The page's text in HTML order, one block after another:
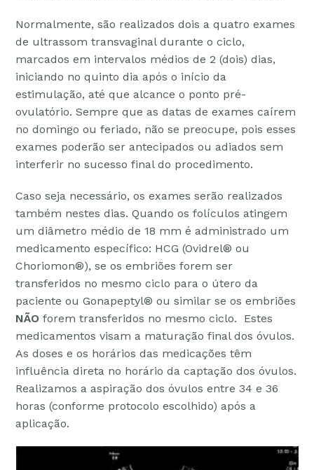
Normalmente, são realizados dois a quatro exames
de ultrassom transvaginal durante o ciclo,
marcados em intervalos médios de 2 (dois) dias,
iniciando no quinto dia após o início da
estimulação, até que alcance o ponto pré-
ovulatório. Sempre que as datas de exames caírem
no domingo ou feriado, não se preocupe, pois esses
exames poderão ser antecipados ou adiados sem
interferir no sucesso final do procedimento.
Caso seja necessário, os exames serão realizados
também nestes dias. Quando os folículos atingem
um diâmetro médio de 18 mm é administrado um
medicamento específico: HCG (Ovidrel® ou
Choriomon®), se os embriões forem ser
transferidos no mesmo ciclo para o útero da
paciente ou Gonapeptyl® ou similar se os embriões
NÃO forem transferidos no mesmo ciclo. Estes
medicamentos visam a maturação final dos óvulos.
As doses e os horários das medicações têm
influência direta no horário da captação dos óvulos.
Realizamos a aspiração dos óvulos entre 34 e 36
horas (conforme protocolo escolhido) após a
aplicação.